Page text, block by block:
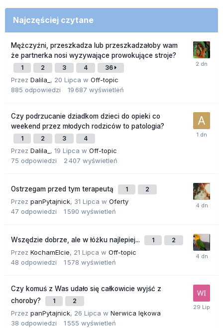
Najczęściej czytane
Mężczyźni, przeszkadza lub przeszkadzałoby wam
że partnerka nosi wyzywające prowokujące stroje?
1 2 3 4 36
Przez Dalila_ , 20 Lipca w Off-topic
885 odpowiedzi 19 687 wyświetleń
Czy podrzucanie dziadkom dzieci do opieki co
weekend przez młodych rodziców to patologia?
1 2 3 4
Przez Dalila_ , 19 Lipca w Off-topic
75 odpowiedzi 2 407 wyświetleń
Ostrzegam przed tym terapeutą 1 2
Przez panPytajnick, 31 Lipca w Oferty
47 odpowiedzi 1 590 wyświetleń
Wszędzie dobrze, ale w łóżku najlepiej... 1 2
Przez KochamElcie, 21 Lipca w Off-topic
48 odpowiedzi 1 578 wyświetleń
Czy komuś z Was udało się całkowicie wyjść z
choroby?
1 2
Przez panPytajnick, 26 Lipca w Nerwica lękowa
38 odpowiedzi 1 555 wyświetleń